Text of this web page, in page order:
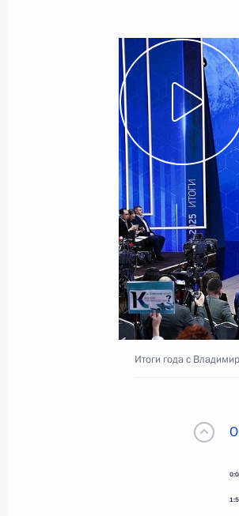
Заявления
Путина и
18 июня 2026
Итоги года с